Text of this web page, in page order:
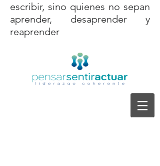
escribir, sino quienes no sepan
aprender, desaprender y
reaprender